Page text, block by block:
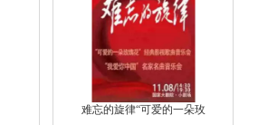
难忘的旋律“可爱的一朵玫